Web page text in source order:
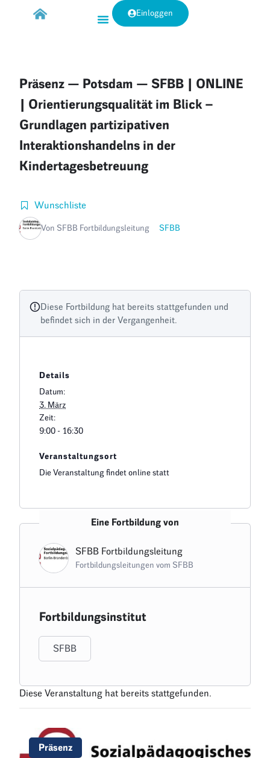
Einloggen
Präsenz — Potsdam — SFBB | ONLINE
| Orientierungsqualität im Blick –
Grundlagen partizipativen
Interaktionshandelns in der
Kindertagesbetreuung
Von SFBB Fortbildungsleitung SFBB
Wunschliste
Diese Veranstaltung hat bereits stattgefunden.
Präsenz
Diese Fortbildung hat bereits stattgefunden und
befindet sich in der Vergangenheit.
Details
Datum:
3. März
Zeit:
9:00 - 16:30
Veranstaltungsort
Die Veranstaltung findet online statt
Eine Fortbildung von
SFBB Fortbildungsleitung
Fortbildungsleitungen vom SFBB
Fortbildungsinstitut
SFBB